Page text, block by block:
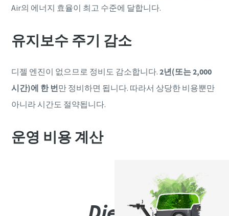
특별 프로모션
V39 컴프레서를 구매하시면 프로모션 혜택을 제공합니다.
맞춤형 솔루션으로 비즈니스를 최적화해보세요.
Air의 에너지 효율이 최고 수준에 달합니다.
유지보수 주기 감소
디젤 엔진이 없으므로 정비도 감소합니다. 2년(또는 2,000
시간)에 한 번만 정비하면 됩니다. 따라서 상당한 비용뿐만
아니라 시간도 절약됩니다.
운영 비용 계산